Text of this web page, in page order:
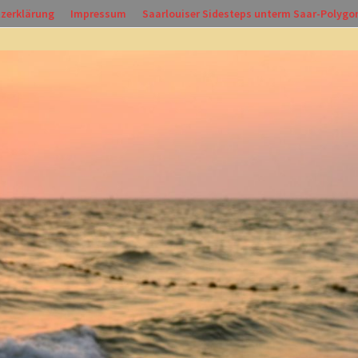
Impressum Saarlouiser Sidesteps unterm Saar-